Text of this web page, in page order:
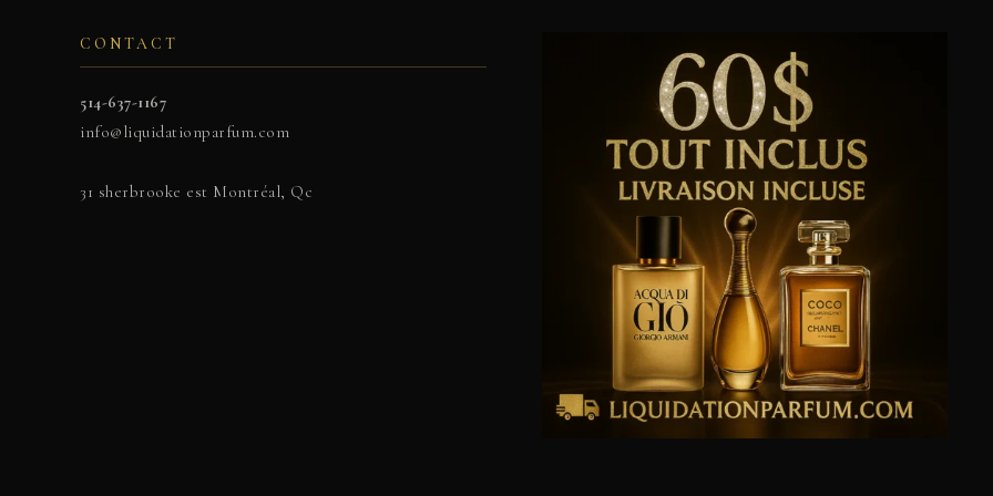
CONTACT
514-637-1167
info@liquidationparfum.com
31 sherbrooke est Montréal, Qc